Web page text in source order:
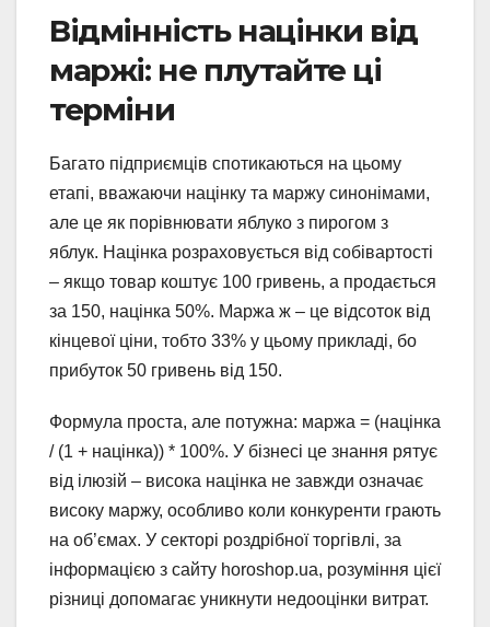
Відмінність націнки від
маржі: не плутайте ці
терміни
Багато підприємців спотикаються на цьому
етапі, вважаючи націнку та маржу синонімами,
але це як порівнювати яблуко з пирогом з
яблук. Націнка розраховується від собівартості
– якщо товар коштує 100 гривень, а продається
за 150, націнка 50%. Маржа ж – це відсоток від
кінцевої ціни, тобто 33% у цьому прикладі, бо
прибуток 50 гривень від 150.
Формула проста, але потужна: маржа = (націнка
/ (1 + націнка)) * 100%. У бізнесі це знання рятує
від ілюзій – висока націнка не завжди означає
високу маржу, особливо коли конкуренти грають
на об’ємах. У секторі роздрібної торгівлі, за
інформацією з сайту horoshop.ua, розуміння цієї
різниці допомагає уникнути недооцінки витрат.